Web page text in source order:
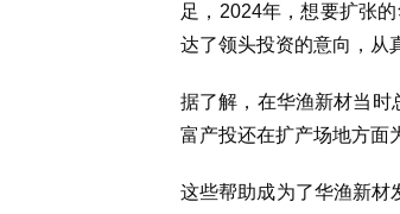
足，2024年，想要扩张
达了领头投资的意向，从
据了解，在华渔新材当时
富产投还在扩产场地方面
这些帮助成为了华渔新材